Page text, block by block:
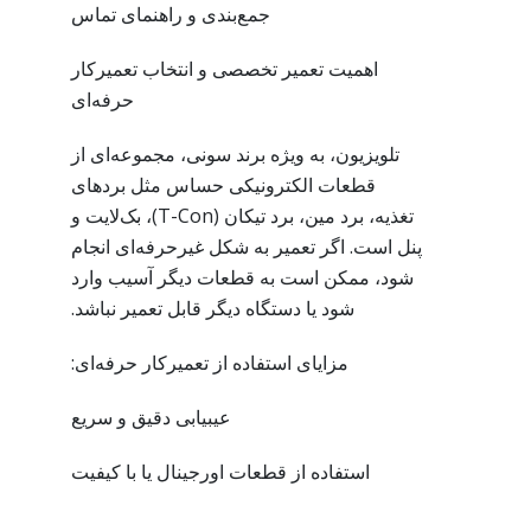
جمع‌بندی و راهنمای تماس
اهمیت تعمیر تخصصی و انتخاب تعمیرکار
حرفه‌ای
تلویزیون، به ویژه برند سونی، مجموعه‌ای از
قطعات الکترونیکی حساس مثل بردهای
تغذیه، برد مین، برد تیکان (T-Con)، بک‌لایت و
پنل است. اگر تعمیر به شکل غیرحرفه‌ای انجام
شود، ممکن است به قطعات دیگر آسیب وارد
شود یا دستگاه دیگر قابل تعمیر نباشد.
مزایای استفاده از تعمیرکار حرفه‌ای:
عیبیابی دقیق و سریع
استفاده از قطعات اورجینال یا با کیفیت